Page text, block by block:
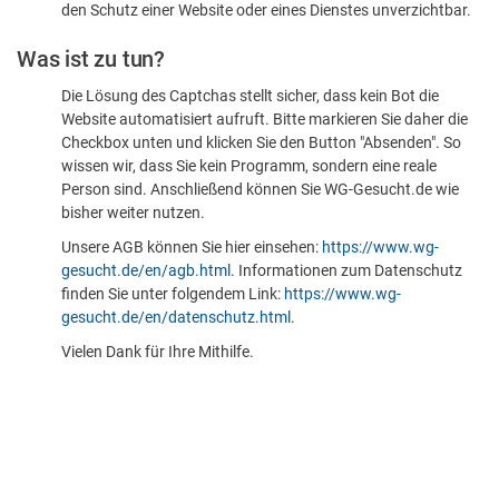
sind
den Schutz einer Website oder eines Dienstes unverzichtbar.
Was ist zu tun?
Die Lösung des Captchas stellt sicher, dass kein Bot die
Website automatisiert aufruft. Bitte markieren Sie daher die
Checkbox unten und klicken Sie den Button "Absenden". So
wissen wir, dass Sie kein Programm, sondern eine reale
Person sind. Anschließend können Sie WG-Gesucht.de wie
bisher weiter nutzen.
Unsere AGB können Sie hier einsehen: https://www.wg-
gesucht.de/en/agb.html . Informationen zum Datenschutz
finden Sie unter folgendem Link: https://www.wg-
gesucht.de/en/datenschutz.html .
Vielen Dank für Ihre Mithilfe.